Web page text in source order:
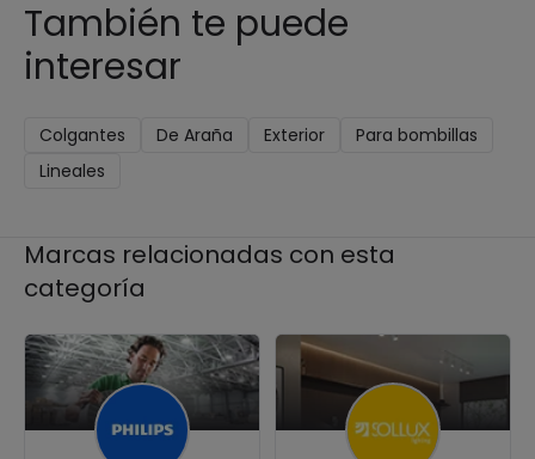
También te puede
interesar
Colgantes De Araña Exterior
Para bombillas
Lineales
Marcas relacionadas con esta
categoría